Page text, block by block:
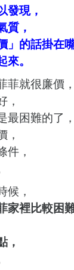
發現，
質，
」的話掛在
。
菲就很廉價，
，
最困難的了，
，
件，
候，
家裡比較困
，